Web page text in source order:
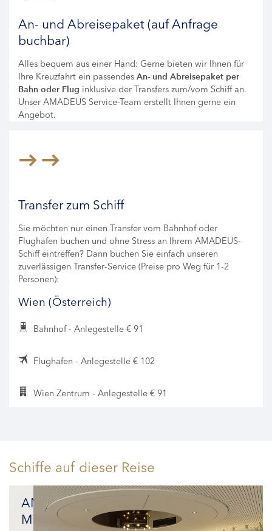
An- und Abreisepaket (auf Anfrage
buchbar)
Alles bequem aus einer Hand: Gerne bieten wir Ihnen für
Ihre Kreuzfahrt ein passendes An- und Abreisepaket per
Bahn oder Flug inklusive der Transfers zum/vom Schiff an.
Unser AMADEUS Service-Team erstellt Ihnen gerne ein
Angebot.
Transfer zum Schiff
Sie möchten nur einen Transfer vom Bahnhof oder
Flughafen buchen und ohne Stress an Ihrem AMADEUS-
Schiff eintreffen? Dann buchen Sie einfach unseren
zuverlässigen Transfer-Service (Preise pro Weg für 1-2
Personen):
Wien (Österreich)
Bahnhof - Anlegestelle € 91
Flughafen - Anlegestelle € 102
Wien Zentrum - Anlegestelle € 91
Schiffe auf dieser Reise
AMADEUS
Mira